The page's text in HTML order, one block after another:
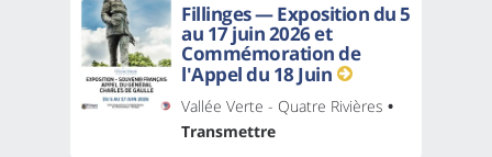
Fillinges — Exposition du 5
au 17 juin 2026 et
Commémoration de
l'Appel du 18 Juin
Vallée Verte - Quatre Rivières •
Transmettre